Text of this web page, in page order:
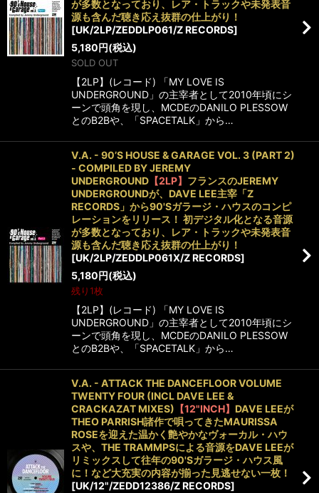
が多数となっており、レア・トラックや未発表音
源も含んだ聴き応え抜群の仕上がり！
[UK/2LP/ZEDDLP061/Z RECORDS]
5,180円(税込)
SOLD OUT
【2LP】(レコード) 「MY LOVE IS
UNDERGROUND」の主宰者として2010年頃にシ
ーンで頭角を現し、MCDEのDANILO PLESSOW
とのB2Bや、「SPACETALK」から…
V.A. - 90’S HOUSE & GARAGE VOL. 3 (PART 2)
- COMPILED BY JEREMY
UNDERGROUND 【2LP】 フランスのJEREMY
UNDERGROUNDが、DAVE LEE主宰「Z
RECORDS」から90'Sガラージ・ハウスのコンピ
レーションをリリース！ 初デジタル化となる音源
が多数となっており、レア・トラックや未発表音
源も含んだ聴き応え抜群の仕上がり！
[UK/2LP/ZEDDLP061X/Z RECORDS]
5,180円(税込)
残り1枚
【2LP】(レコード) 「MY LOVE IS
UNDERGROUND」の主宰者として2010年頃にシ
ーンで頭角を現し、MCDEのDANILO PLESSOW
とのB2Bや、「SPACETALK」から…
V.A. - ATTACK THE DANCEFLOOR VOLUME
TWENTY FOUR (INCL DAVE LEE &
CRACKAZAT MIXES) 【12"INCH】 DAVE LEEが
THEO PARRISH諸作で唄ってきたMAURISSA
ROSEを迎えた温かく艶やかなヴォーカル・ハウ
スや、THE TRAMMPSによる音源をDAVE LEEが
リミックスして往年の90'Sガラージ・ハウス風
に！など大充実の内容が揃った見逃せない一枚！
[UK/12"/ZEDD12386/Z RECORDS]